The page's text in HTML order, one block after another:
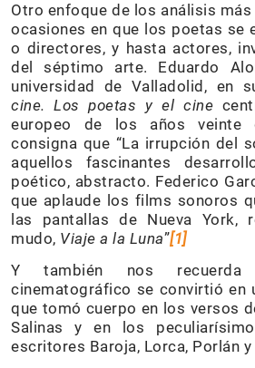
Otro enfoque de los análisis
ocasiones en que los poetas se
o directores, y hasta actores,
del séptimo arte. Eduardo
universidad de Valladolid, en
cine. Los poetas y el cine
europeo de los años veinte
consigna que “La irrupción del
aquellos fascinantes
poético, abstracto. Federico
que aplaude los films sonoros
las pantallas de Nueva York,
mudo, Viaje a la Luna”[1]
Y también nos
cinematográfico se convirtió en
que tomó cuerpo en los versos
Salinas y en los
escritores Baroja, Lorca, Porlán y